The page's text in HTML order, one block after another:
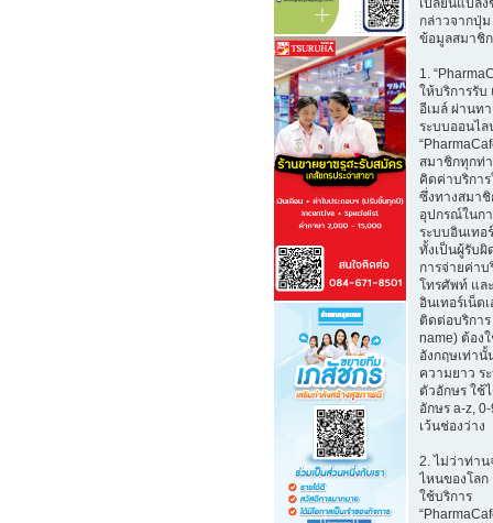
เปลี่ยนแปล
กล่าวจากปุ่
ข้อมูลสมาชิ
1.
ให้บริการรับ
อีเมล์ ผ่านท
ระบบออนไล
สมาชิกทุกท่
คิดค่าบริกา
ซึ่งทางสมา
อุปกรณ์ในก
ระบบอินเทอ
ทั้งเป็นผู้รับ
การจ่ายค่าบ
โทรศัพท์ แล
อินเทอร์เน็ต
ติดต่อบริการ
name) ต้อง
อังกฤษเท่า
ความยาว ร
ตัวอักษร ใช้
อักษร a-z,
เว้นช่องว่าง
2. ไม่ว่าท่า
ไหนของโลก
ใช้บริการ